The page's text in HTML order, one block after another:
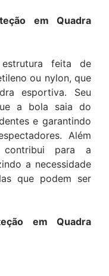
em Quadra
feita de
ou nylon, que
esportiva. Seu
a bola saia do
e garantindo
Além
para a
a necessidade
que podem ser
em Quadra